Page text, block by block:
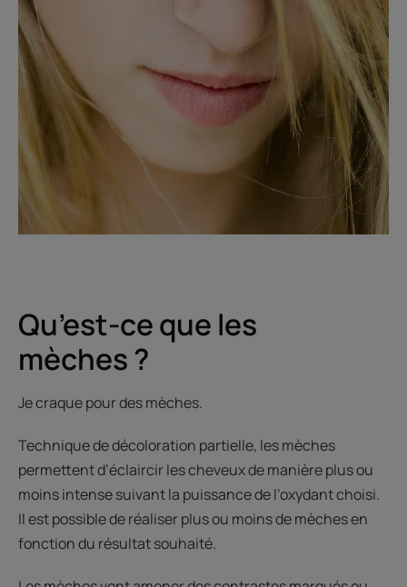
Qu’est-ce que les
mèches ?
Je craque pour des mèches.
Technique de décoloration partielle, les mèches
permettent d’éclaircir les cheveux de manière plus ou
moins intense suivant la puissance de l’oxydant choisi.
Il est possible de réaliser plus ou moins de mèches en
fonction du résultat souhaité.